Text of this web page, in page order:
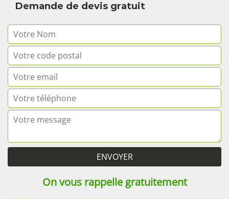
Demande de devis gratuit
On vous rappelle gratuitement